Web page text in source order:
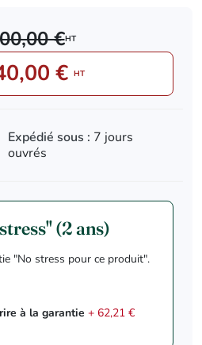
€HT
€ HT
Expédié sous : 7 jours
ouvrés
(2 ans)
"No stress pour ce produit".
à la garantie + 62,21 €